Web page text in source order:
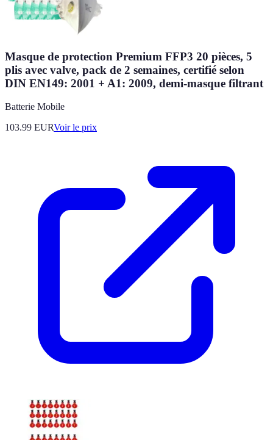
Masque de protection Premium FFP3 20 pièces, 5
plis avec valve, pack de 2 semaines, certifié selon
DIN EN149: 2001 + A1: 2009, demi-masque filtrant
Batterie Mobile
103.99 EURVoir le prix